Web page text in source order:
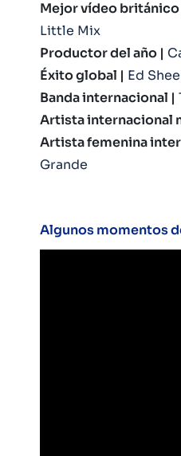
Mejor vídeo británico
Little Mix
Productor del año |
Éxito global | Ed
Banda internacional |
Artista internacional
Artista femenina
Grande
Algunos momentos